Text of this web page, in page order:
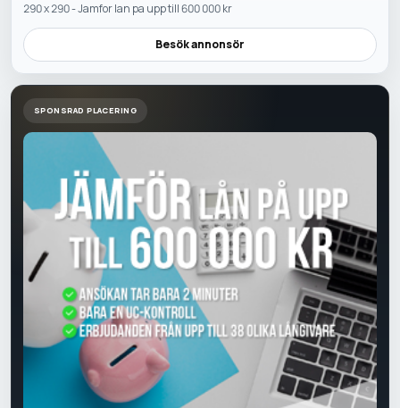
290 x 290 - Jamfor lan pa upp till 600 000 kr
Besök annonsör
SPONSRAD PLACERING